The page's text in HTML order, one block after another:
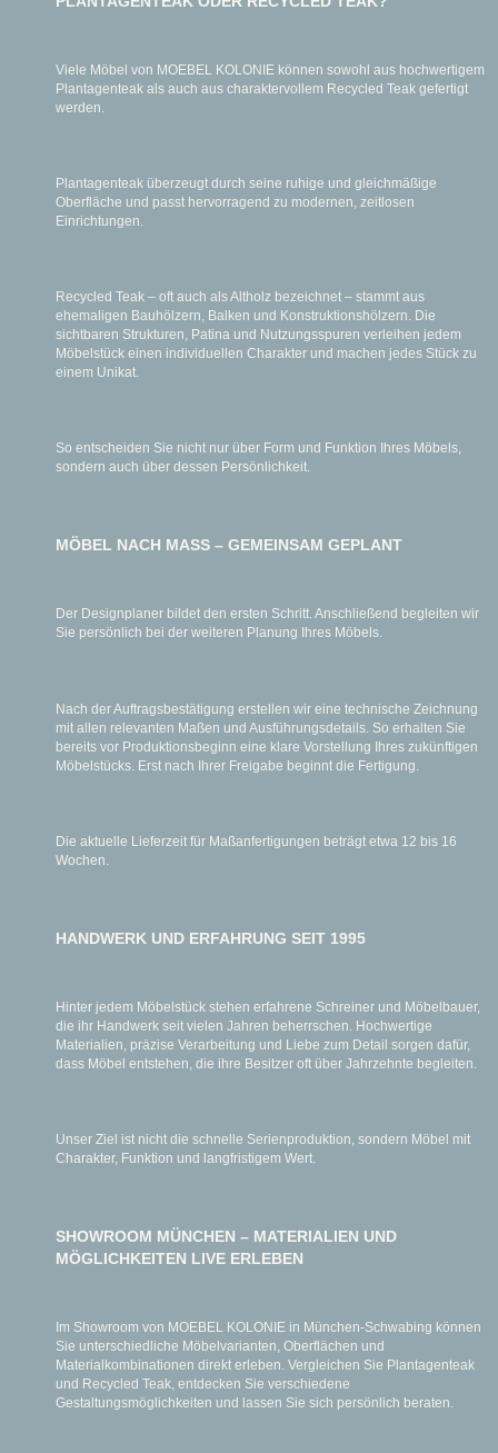
Viele Möbel von MOEBEL KOLONIE können sowohl aus hochwertigem
Plantagenteak als auch aus charaktervollem Recycled Teak gefertigt
werden.
Plantagenteak überzeugt durch seine ruhige und gleichmäßige
Oberfläche und passt hervorragend zu modernen, zeitlosen
Einrichtungen.
Recycled Teak – oft auch als Altholz bezeichnet – stammt aus
ehemaligen Bauhölzern, Balken und Konstruktionshölzern. Die
sichtbaren Strukturen, Patina und Nutzungsspuren verleihen jedem
Möbelstück einen individuellen Charakter und machen jedes Stück zu
einem Unikat.
So entscheiden Sie nicht nur über Form und Funktion Ihres Möbels,
sondern auch über dessen Persönlichkeit.
MÖBEL NACH MASS – GEMEINSAM GEPLANT
Der Designplaner bildet den ersten Schritt. Anschließend begleiten wir
Sie persönlich bei der weiteren Planung Ihres Möbels.
Nach der Auftragsbestätigung erstellen wir eine technische Zeichnung
mit allen relevanten Maßen und Ausführungsdetails. So erhalten Sie
bereits vor Produktionsbeginn eine klare Vorstellung Ihres zukünftigen
Möbelstücks. Erst nach Ihrer Freigabe beginnt die Fertigung.
Die aktuelle Lieferzeit für Maßanfertigungen beträgt etwa 12 bis 16
Wochen.
HANDWERK UND ERFAHRUNG SEIT 1995
Hinter jedem Möbelstück stehen erfahrene Schreiner und Möbelbauer,
die ihr Handwerk seit vielen Jahren beherrschen. Hochwertige
Materialien, präzise Verarbeitung und Liebe zum Detail sorgen dafür,
dass Möbel entstehen, die ihre Besitzer oft über Jahrzehnte begleiten.
Unser Ziel ist nicht die schnelle Serienproduktion, sondern Möbel mit
Charakter, Funktion und langfristigem Wert.
SHOWROOM MÜNCHEN – MATERIALIEN UND
MÖGLICHKEITEN LIVE ERLEBEN
Im Showroom von MOEBEL KOLONIE in München-Schwabing können
Sie unterschiedliche Möbelvarianten, Oberflächen und
Materialkombinationen direkt erleben. Vergleichen Sie Plantagenteak
und Recycled Teak, entdecken Sie verschiedene
Gestaltungsmöglichkeiten und lassen Sie sich persönlich beraten.